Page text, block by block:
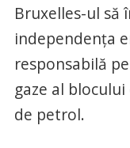
Bruxelles-ul să
independenţa
responsabilă
gaze al
de petrol.